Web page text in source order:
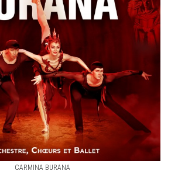
CARMINA BURANA